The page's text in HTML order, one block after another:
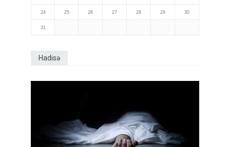
24 25 26 27 28 29 30
31
Hadisə